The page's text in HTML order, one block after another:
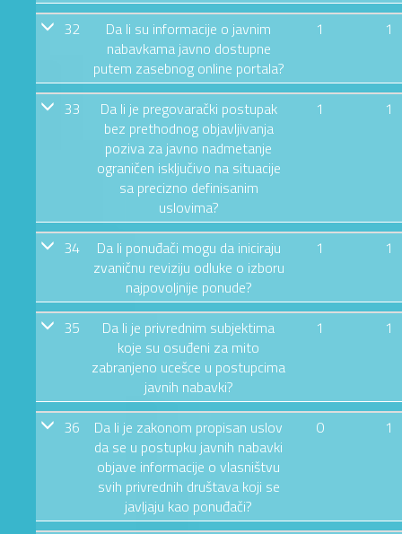
32
Da li su informacije o javnim
nabavkama javno dostupne
putem zasebnog online portala?
1 1
33
Da li je pregovarački postupak
bez prethodnog objavljivanja
poziva za javno nadmetanje
ograničen isključivo na situacije
sa precizno definisanim
uslovima?
1 1
34
Da li ponuđači mogu da iniciraju
zvaničnu reviziju odluke o izboru
najpovoljnije ponude?
1 1
35
Da li je privrednim subjektima
koje su osuđeni za mito
zabranjeno ucešce u postupcima
javnih nabavki?
1 1
36
Da li je zakonom propisan uslov
da se u postupku javnih nabavki
objave informacije o vlasništvu
svih privrednih društava koji se
javljaju kao ponuđači?
0 1